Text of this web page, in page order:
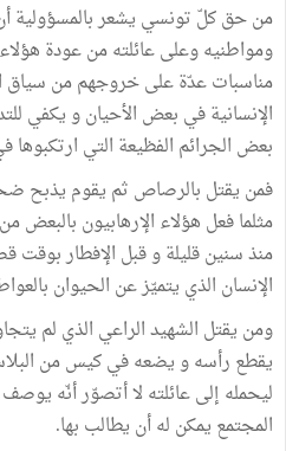
من حق كلّ تونسي يشعر
ومواطنيه وعلى عائلته من عودة هؤلاء
مناسبات عدّة على خروجهم من سياق
الإنسانية في بعض الأحيان و يكفي
بعض الجرائم الفظيعة التي
فمن يقتل بالرصاص ثم يقوم يذبح
مثلما فعل هؤلاء الإرهابيون
منذ سنين قليلة و قبل الإفطار
الإنسان الذي يتميّز عن الحيوان
ومن يقتل الشهيد الراعي الذي لم
يقطع رأسه و يضعه في كيس من
ليحمله إلى عائلته لا أتصوّر أنّه
المجتمع يمكن له أن يطالب بها.